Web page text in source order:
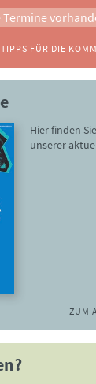
TIPPS FÜR DIE
Hier finden
unserer
ZUM